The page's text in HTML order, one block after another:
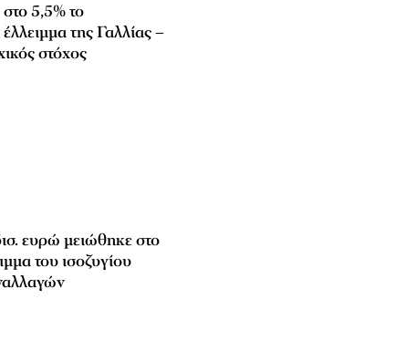
5,5% το
της Γαλλίας –
στόχος
ευρώ μειώθηκε στο
του ισοζυγίου